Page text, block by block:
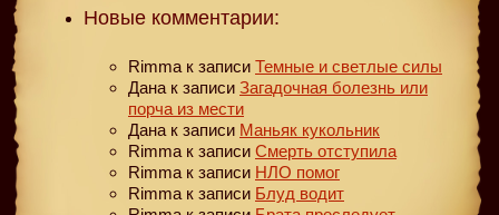
Новые комментарии:
Rimma к записи Темные и светлые силы
Дана к записи Загадочная болезнь или
порча из мести
Дана к записи Маньяк кукольник
Rimma к записи Смерть отступила
Rimma к записи НЛО помог
Rimma к записи Блуд водит